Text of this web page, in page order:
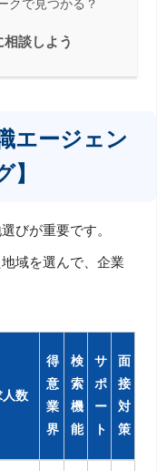
クで見つかる？
談しよう
エージェン
】
びが重要です。
域を選んで、企業
人数
得
意
業
界
検
索
機
能
サ
ポ
ー
ト
面
接
対
策